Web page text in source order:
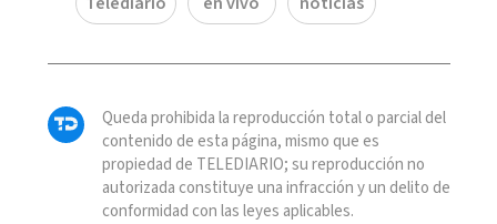
Queda prohibida la reproducción total o parcial del
contenido de esta página, mismo que es
propiedad de TELEDIARIO; su reproducción no
autorizada constituye una infracción y un delito de
conformidad con las leyes aplicables.